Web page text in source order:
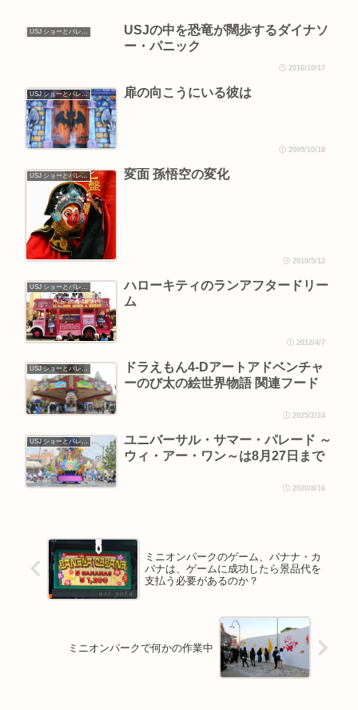
USJ ショーとパレード
USJの中を恐竜が闊歩するダイナソ
ー・パニック
2016/10/17
USJ ショーとパレード 扉の向こうにいる彼は
2009/10/18
USJ ショーとパレード 変面 孫悟空の変化
2010/5/12
USJ ショーとパレード
ハローキティのランアフタードリー
ム
2012/4/7
USJ ショーとパレード
ドラえもん4-Dアートアドベンチャ
ーのび太の絵世界物語 関連フード
2025/2/24
ユニバーサル・サマー・パレード ～
ウィ・アー・ワン～は8月27日まで
2020/8/16
ミニオンパークのゲーム、バナナ・カ
バナは、ゲームに成功したら景品代を
支払う必要があるのか？
ミニオンパークで何かの作業中